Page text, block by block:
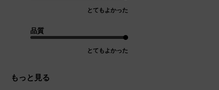
とてもよかった
品質
とてもよかった
もっと見る